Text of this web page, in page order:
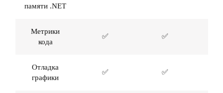
памяти .NET
Метрики
кода
✅ ✅
Отладка
графики
✅ ✅